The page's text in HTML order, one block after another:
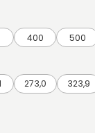
400 500
273,0 323,9